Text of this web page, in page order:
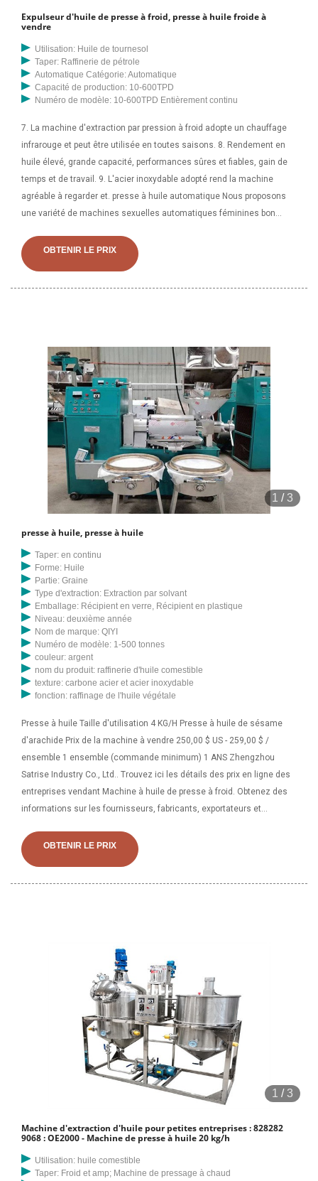
Expulseur d'huile de presse à froid, presse à huile froide à
vendre
Utilisation: Huile de tournesol
Taper: Raffinerie de pétrole
Automatique Catégorie: Automatique
Capacité de production: 10-600TPD
Numéro de modèle: 10-600TPD Entièrement continu
7. La machine d'extraction par pression à froid adopte un chauffage
infrarouge et peut être utilisée en toutes saisons. 8. Rendement en
huile élevé, grande capacité, performances sûres et fiables, gain de
temps et de travail. 9. L'acier inoxydable adopté rend la machine
agréable à regarder et. presse à huile automatique Nous proposons
une variété de machines sexuelles automatiques féminines bon
OBTENIR LE PRIX
1 /3
presse à huile, presse à huile
Taper: en continu
Forme: Huile
Partie: Graine
Type d'extraction: Extraction par solvant
Emballage: Récipient en verre, Récipient en plastique
Niveau: deuxième année
Nom de marque: QIYI
Numéro de modèle: 1-500 tonnes
couleur: argent
nom du produit: raffinerie d'huile comestible
texture: carbone acier et acier inoxydable
fonction: raffinage de l'huile végétale
Presse à huile Taille d'utilisation 4 KG/H Presse à huile de sésame
d'arachide Prix de la machine à vendre 250,00 $ US - 259,00 $ /
ensemble 1 ensemble (commande minimum) 1 ANS Zhengzhou
Satrise Industry Co., Ltd.. Trouvez ici les détails des prix en ligne des
entreprises vendant Machine à huile de presse à froid. Obtenez des
informations sur les fournisseurs, fabricants, exportateurs et
Tchad. Huile d'amande pure sur machine à huile pressée à froid Huile
pressée à froid m
OBTENIR LE PRIX
1 /3
Machine d'extraction d'huile pour petites entreprises : 828282
9068 : OE2000 - Machine de presse à huile 20 kg/h
Utilisation: huile comestible
Taper: Froid et amp; Machine de pressage à chaud